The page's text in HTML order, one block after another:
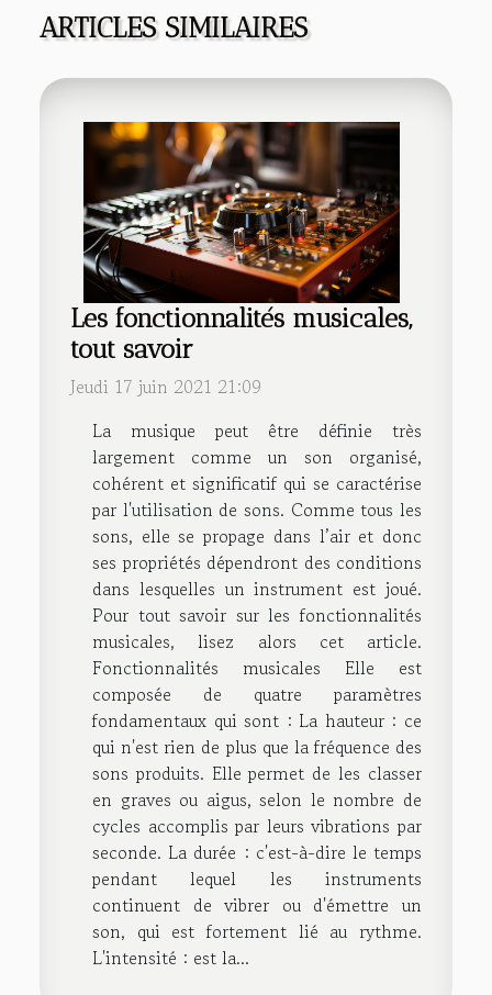
ARTICLES SIMILAIRES
Les fonctionnalités musicales,
tout savoir
Jeudi 17 juin 2021 21:09
La musique peut être définie très
largement comme un son organisé,
cohérent et significatif qui se caractérise
par l'utilisation de sons. Comme tous les
sons, elle se propage dans l’air et donc
ses propriétés dépendront des conditions
dans lesquelles un instrument est joué.
Pour tout savoir sur les fonctionnalités
musicales, lisez alors cet article.
Fonctionnalités musicales Elle est
composée de quatre paramètres
fondamentaux qui sont : La hauteur : ce
qui n'est rien de plus que la fréquence des
sons produits. Elle permet de les classer
en graves ou aigus, selon le nombre de
cycles accomplis par leurs vibrations par
seconde. La durée : c'est-à-dire le temps
pendant lequel les instruments
continuent de vibrer ou d'émettre un
son, qui est fortement lié au rythme.
L'intensité : est la...